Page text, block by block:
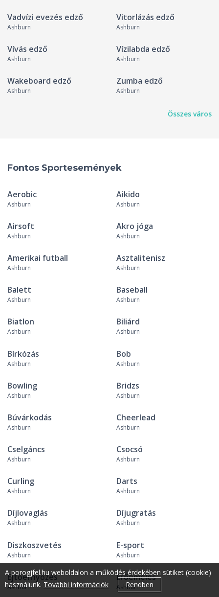
Vadvízi evezés edző
Ashburn
Vitorlázás edző
Ashburn
Vívás edző
Ashburn
Vízilabda edző
Ashburn
Wakeboard edző
Ashburn
Zumba edző
Ashburn
Összes város
Fontos Sportesemények
Aerobic
Ashburn
Aikido
Ashburn
Airsoft
Ashburn
Akro jóga
Ashburn
Amerikai futball
Ashburn
Asztalitenisz
Ashburn
Balett
Ashburn
Baseball
Ashburn
Biatlon
Ashburn
Biliárd
Ashburn
Bírkózás
Ashburn
Bob
Ashburn
Bowling
Ashburn
Bridzs
Ashburn
Búvárkodás
Ashburn
Cheerlead
Ashburn
Cselgáncs
Ashburn
Csocsó
Ashburn
Curling
Ashburn
Darts
Ashburn
Díjlovaglás
Ashburn
Díjugratás
Ashburn
Diszkoszvetés
Ashburn
E-sport
Ashburn
Ejtőernyőzés
Ashburn
Erőemelés
Ashburn
A porogjfel.hu weboldalon a működés érdekében sütiket (cookie)
használunk. További információk Rendben